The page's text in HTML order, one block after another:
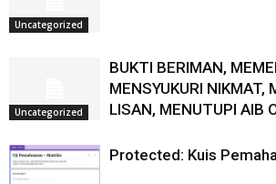
Uncategorized
Uncategorized
BUKTI BERIMAN,
MENSYUKURI NIKMAT,
LISAN, MENUTUPI AIB
Protected: Kuis